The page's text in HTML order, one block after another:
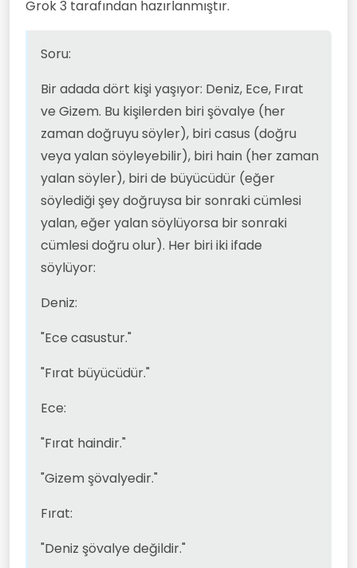
Grok 3 tarafından hazırlanmıştır.
Soru:
Bir adada dört kişi yaşıyor: Deniz, Ece, Fırat
ve Gizem. Bu kişilerden biri şövalye (her
zaman doğruyu söyler), biri casus (doğru
veya yalan söyleyebilir), biri hain (her zaman
yalan söyler), biri de büyücüdür (eğer
söylediği şey doğruysa bir sonraki cümlesi
yalan, eğer yalan söylüyorsa bir sonraki
cümlesi doğru olur). Her biri iki ifade
söylüyor:
Deniz:
"Ece casustur."
"Fırat büyücüdür."
Ece:
"Fırat haindir."
"Gizem şövalyedir."
Fırat:
"Deniz şövalye değildir."